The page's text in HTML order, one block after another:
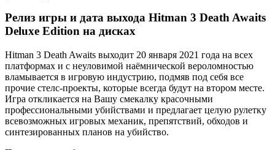
Релиз игры и дата выхода Hitman 3 Death Awaits
Deluxe Edition на дисках
Hitman 3 Death Awaits выходит 20 января 2021 года на всех
платформах и с неуловимой наёмнической вероломностью
вламывается в игровую индустрию, подмяв под себя все
прочие стелс-проекты, которые всегда будут на втором месте.
Игра откликается на Вашу смекалку красочными
профессиональными убийствами и предлагает целую рулетку
всевозможных игровых механик, препятствий, обходов и
синтезированных планов на убийство.